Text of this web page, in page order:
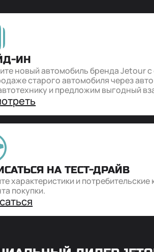
ИН
новый автомобиль бренда Jetour
старого автомобиля через
и предложим выгодный
НА ТЕСТ-ДРАЙВ
характеристики и
покупки.